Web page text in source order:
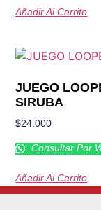
Añadir Al Carrito
JUEGO
SIRUBA
$24.000
Consultar Por
Añadir Al Carrito